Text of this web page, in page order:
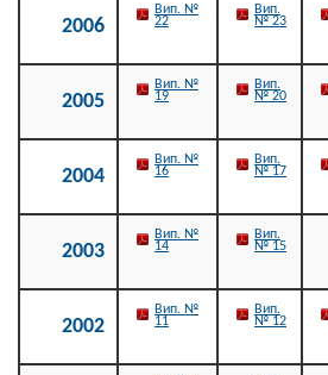
2006
Вип. №
22
Вип.
№ 23
2005
Вип. №
19
Вип.
№ 20
2004
Вип. №
16
Вип.
№ 17
2003
Вип. №
14
Вип.
№ 15
2002
Вип. №
11
Вип.
№ 12